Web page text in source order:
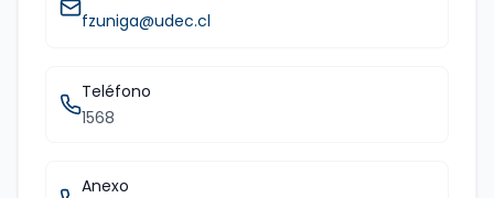
fzuniga@udec.cl
Teléfono
1568
Anexo